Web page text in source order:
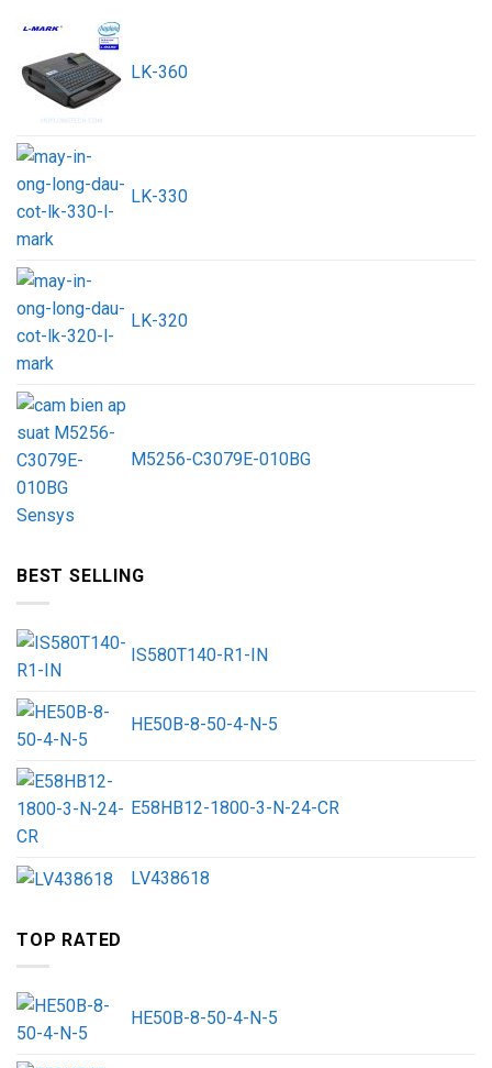
LK-360
LK-330
LK-320
M5256-C3079E-010BG
BEST SELLING
IS580T140-R1-IN
HE50B-8-50-4-N-5
E58HB12-1800-3-N-24-CR
LV438618
TOP RATED
HE50B-8-50-4-N-5